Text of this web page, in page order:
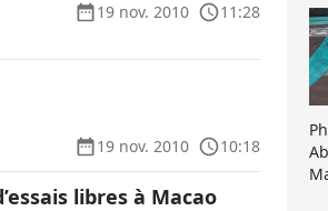
19 nov. 2010
11:28
19 nov. 2010
10:18
libres à Macao